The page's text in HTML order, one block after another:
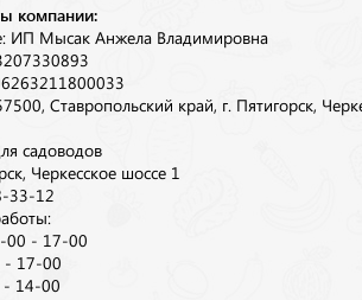
компании:
ИП Мысак Анжела Владимировна
Ставропольский край, г. Пятигорск,
садоводов
Черкесское шоссе 1
33-12
00 - 17-00
- 17-00
- 14-00